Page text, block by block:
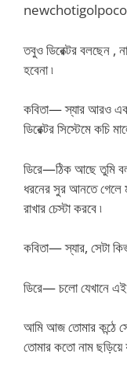
তবুও ডিরেক্টর বলছেন ,
হবেনা ৷
কবিতা— স্যার আরও
ডিরেক্টর সিস্টেমে কচি
ডিরে—ঠিক আছে তুমি
ধরনের সুর আনতে গেলে
রাখার চেস্টা করবে ৷
কবিতা— স্যার, সেটা
ডিরে— চলো যেখানে এই
আমি আজ তোমার কন্ঠে
তোমার কতো নাম ছড়িয়ে